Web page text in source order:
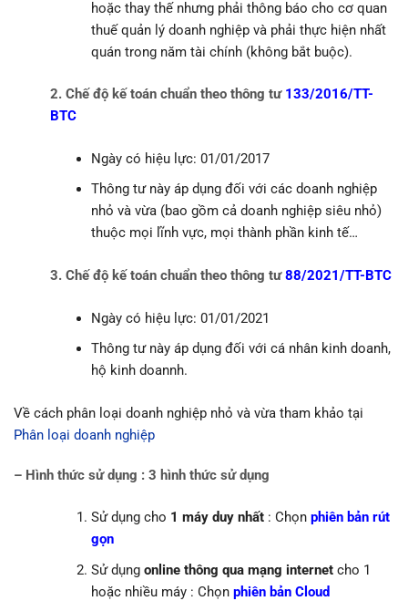
hoặc thay thế nhưng phải thông báo cho cơ quan
thuế quản lý doanh nghiệp và phải thực hiện nhất
quán trong năm tài chính (không bắt buộc).
2. Chế độ kế toán chuẩn theo thông tư 133/2016/TT-
BTC
Ngày có hiệu lực: 01/01/2017
Thông tư này áp dụng đối với các doanh nghiệp
nhỏ và vừa (bao gồm cả doanh nghiệp siêu nhỏ)
thuộc mọi lĩnh vực, mọi thành phần kinh tế…
3. Chế độ kế toán chuẩn theo thông tư88/2021/TT-BTC
Ngày có hiệu lực: 01/01/2021
Thông tư này áp dụng đối với cá nhân kinh doanh,
hộ kinh doannh.
Về cách phân loại doanh nghiệp nhỏ và vừa tham khảo tại
Phân loại doanh nghiệp
– Hình thức sử dụng : 3 hình thức sử dụng
Sử dụng cho 1 máy duy nhất : Chọnphiên bản rút
gọn
Sử dụngonline thông qua mạng internet cho 1
hoặc nhiều máy : Chọnphiên bản Cloud